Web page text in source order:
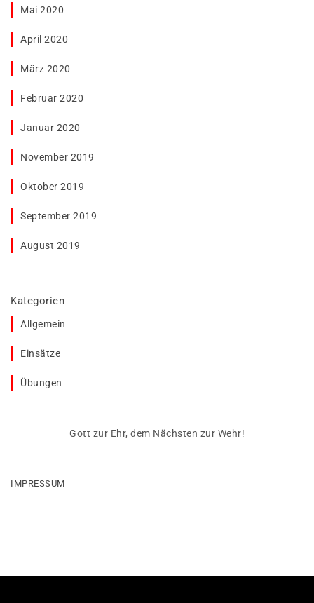
Mai 2020
April 2020
März 2020
Februar 2020
Januar 2020
November 2019
Oktober 2019
September 2019
August 2019
Kategorien
Allgemein
Einsätze
Übungen
Gott zur Ehr, dem Nächsten zur Wehr!
IMPRESSUM